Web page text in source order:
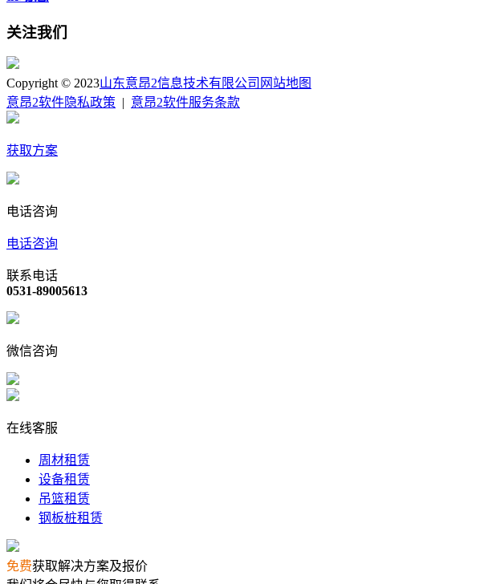
关注我们
Copyright © 2023山东意昂2信息技术有限公司 网站地图
意昂2软件隐私政策
意昂2软件服务条款
获取方案
电话咨询
电话咨询
联系电话
0531-89005613
微信咨询
在线客服
周材租赁
设备租赁
吊篮租赁
钢板桩租赁
免费获取解决方案及报价